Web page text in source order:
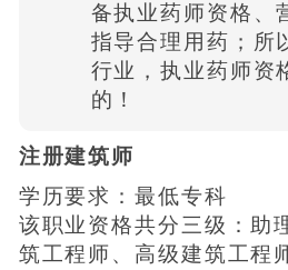
备执业药师资格、
指导合理用药；所
行业，执业药师资
的！
注册建筑师
学历要求：最低专科
该职业资格共分三级：助
筑工程师、高级建筑工程